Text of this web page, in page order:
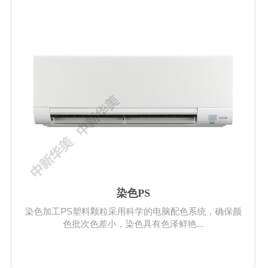
染色PS
染色加工PS塑料颗粒采用科学的电脑配色系统，确保颜
色批次色差小，染色具有色泽鲜艳...